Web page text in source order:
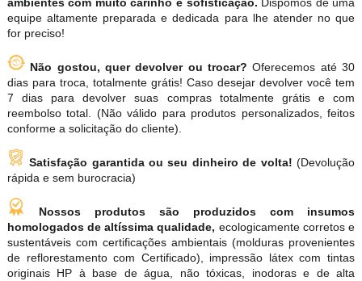
equipe altamente preparada e dedicada para lhe atender no que
for preciso!
Não gostou, quer devolver ou trocar?Oferecemos até 30
dias para troca, totalmente grátis! Caso desejar devolver você tem
7 dias para devolver suas compras totalmente grátis e com
reembolso total. (Não válido para produtos personalizados, feitos
conforme a solicitação do cliente).
Satisfação garantida ou seu dinheiro de volta!(Devolução
rápida e sem burocracia)
Nossos produtos são produzidos com insumos
homologados de altíssima qualidade, ecologicamente corretos e
sustentáveis com certificações ambientais (molduras provenientes
de reflorestamento com Certificado), impressão látex com tintas
originais HP à base de água, não tóxicas, inodoras e de alta